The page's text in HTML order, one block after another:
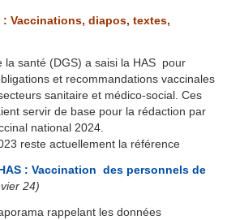
: Vaccinations, diapos, textes,
la santé (DGS) a saisi la HAS pour
et recommandations vaccinales
sanitaire et médico-social. Ces
servir de base pour la rédaction par
national 2024.
reste actuellement la référence
: Vaccination des personnels de
24)
rappelant les données